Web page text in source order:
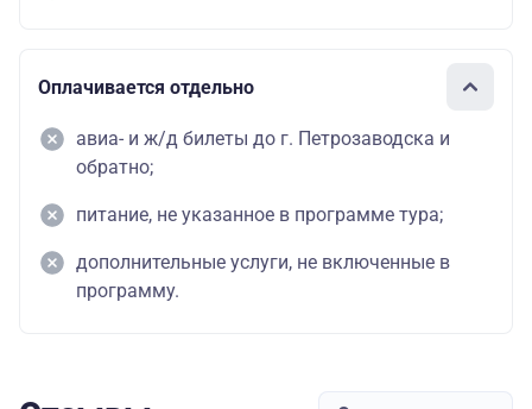
Оплачивается отдельно
авиа- и ж/д билеты до г. Петрозаводска и
обратно;
питание, не указанное в программе тура;
дополнительные услуги, не включенные в
программу.